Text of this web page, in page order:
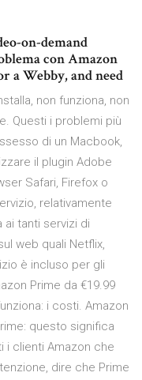
on-demand
con Amazon
a Webby, and need
non funziona, non
Questi i problemi più
di un Macbook,
il plugin Adobe
Safari, Firefox o
relativamente
tanti servizi di
web quali Netflix,
è incluso per gli
Prime da €19.99
i costi. Amazon
questo significa
i clienti Amazon che
dire che Prime